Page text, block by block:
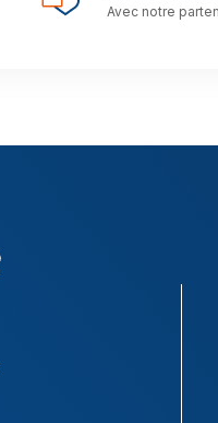
Avec notre